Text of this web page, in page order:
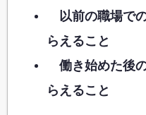
以前の職場で
らえること
働き始めた後
らえること